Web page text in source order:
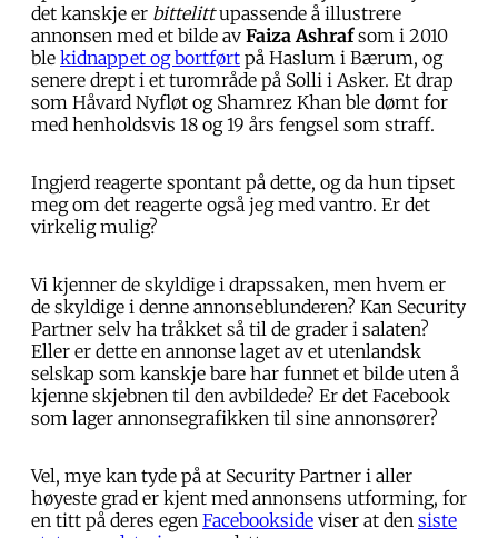
det kanskje er bittelittupassende å illustrere
annonsen med et bilde av Faiza Ashrafsom i 2010
ble kidnappet og bortført på Haslum i Bærum, og
senere drept i et turområde på Solli i Asker. Et drap
som Håvard Nyfløt og Shamrez Khan ble dømt for
med henholdsvis 18 og 19 års fengsel som straff.
Ingjerd reagerte spontant på dette, og da hun tipset
meg om det reagerte også jeg med vantro. Er det
virkelig mulig?
Vi kjenner de skyldige i drapssaken, men hvem er
de skyldige i denne annonseblunderen? Kan Security
Partner selv ha tråkket så til de grader i salaten?
Eller er dette en annonse laget av et utenlandsk
selskap som kanskje bare har funnet et bilde uten å
kjenne skjebnen til den avbildede? Er det Facebook
som lager annonsegrafikken til sine annonsører?
Vel, mye kan tyde på at Security Partner i aller
høyeste grad er kjent med annonsens utforming, for
en titt på deres egen Facebookside viser at den siste